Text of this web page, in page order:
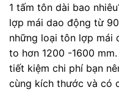
1 tấm tôn dài bao
lợp mái dao động từ
những loại tôn lợp mái
to hơn 1200 -1600
tiết kiệm chi phí bạn
cùng kích thước và có